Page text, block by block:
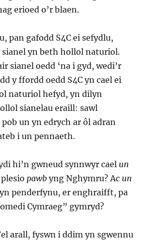
erioed o’r blaen.
pan gafodd S4C ei sefydlu,
sianel yn beth hollol naturiol.
sianel oedd ‘na i gyd, wedi’r
y ffordd oedd S4C yn cael ei
naturiol hefyd, yn dilyn
sianelau eraill: sawl
un yn edrych ar ôl adran
i un pennaeth.
hi’n gwneud synnwyr cael un
plesiopawb yng Nghymru? Ac un
penderfynu, er enghraifft, pa
Cymraeg” gymryd?
arall, fyswn i ddim yn sgwennu